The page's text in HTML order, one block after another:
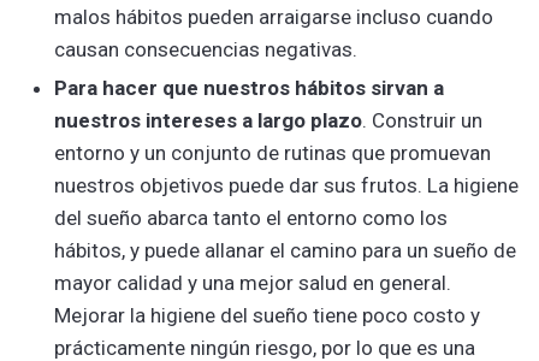
malos hábitos pueden arraigarse incluso cuando
causan consecuencias negativas.
Para hacer que nuestros hábitos sirvan a
nuestros intereses a largo plazo. Construir un
entorno y un conjunto de rutinas que promuevan
nuestros objetivos puede dar sus frutos. La higiene
del sueño abarca tanto el entorno como los
hábitos, y puede allanar el camino para un sueño de
mayor calidad y una mejor salud en general.
Mejorar la higiene del sueño tiene poco costo y
prácticamente ningún riesgo, por lo que es una